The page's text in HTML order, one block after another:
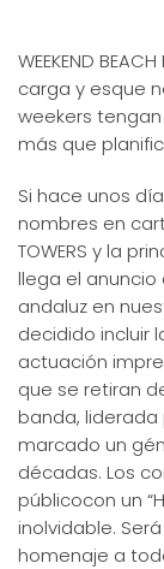
WEEKEND
carga y esque
weekers
más que
Si hace unos
nombres en
TOWERS y la
llega el
andaluz en
decidido incluir
actuación
que se retiran
banda, liderada
marcado un
décadas. Los
públicocon un
inolvidable.
homenaje a